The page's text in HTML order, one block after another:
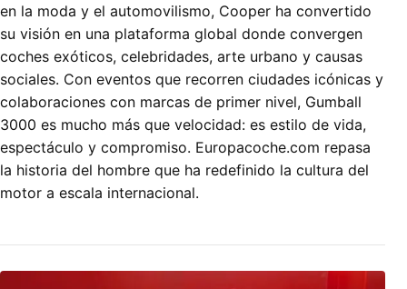
en la moda y el automovilismo, Cooper ha convertido
su visión en una plataforma global donde convergen
coches exóticos, celebridades, arte urbano y causas
sociales. Con eventos que recorren ciudades icónicas y
colaboraciones con marcas de primer nivel, Gumball
3000 es mucho más que velocidad: es estilo de vida,
espectáculo y compromiso. Europacoche.com repasa
la historia del hombre que ha redefinido la cultura del
motor a escala internacional.